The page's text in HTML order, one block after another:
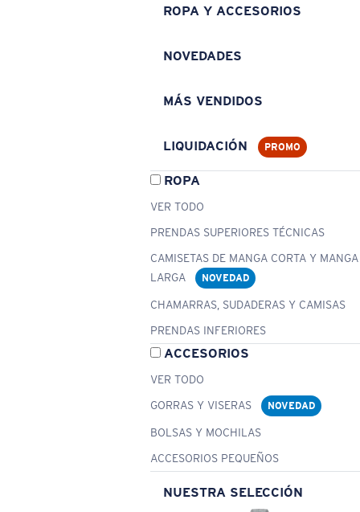
ROPA Y ACCESORIOS
NOVEDADES
MÁS VENDIDOS
LIQUIDACIÓN PROMO
ROPA
VER TODO
PRENDAS SUPERIORES TÉCNICAS
CAMISETAS DE MANGA CORTA Y MANGA
LARGA
NOVEDAD
CHAMARRAS, SUDADERAS Y CAMISAS
PRENDAS INFERIORES
ACCESORIOS
VER TODO
GORRAS Y VISERAS
NOVEDAD
BOLSAS Y MOCHILAS
ACCESORIOS PEQUEÑOS
NUESTRA SELECCIÓN